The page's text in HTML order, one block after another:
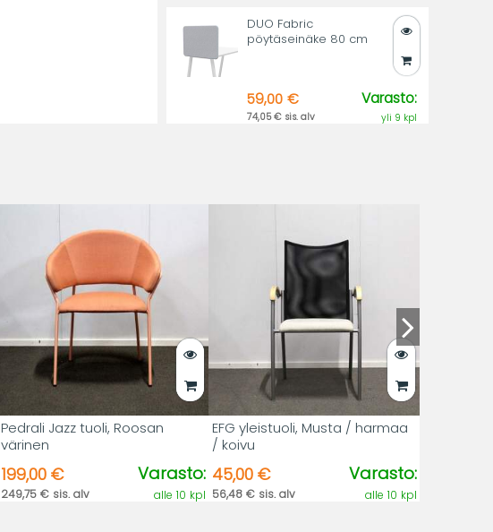
DUO Fabric
pöytäseinäke 80 cm
59,00 €
74,05 € sis. alv
Varasto:
yli 9 kpl
Pedrali Jazz tuoli, Roosan
värinen
199,00 €
249,75 € sis. alv
Varasto:
alle 10 kpl
EFG yleistuoli, Musta / harmaa
/ koivu
45,00 €
56,48 € sis. alv
Varasto:
alle 10 kpl